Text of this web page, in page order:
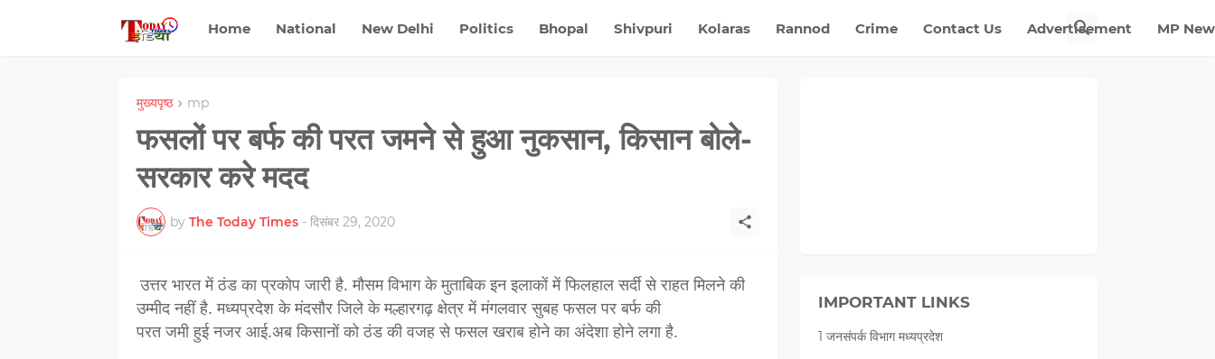
Home National New Delhi Politics Bhopal Shivpuri Kolaras Rannod Crime Contact Us Advertisement MP
मुख्यपृष्ठ mp
फसलों पर बर्फ की परत जमने से हुआ नुकसान, किसान बोले-
सरकार करे मदद
by The Today Times - दिसंबर 29, 2020
उत्तर भारत में ठंड का प्रकोप जारी है. मौसम विभाग के मुताबिक इन इलाकों में फिलहाल सर्दी से राहत मिलने की
उम्मीद नहीं है. मध्यप्रदेश के मंदसौर जिले के मल्हारगढ़ क्षेत्र में मंगलवार सुबह फसल पर बर्फ की
परत जमी हुई नजर आई.अब किसानों को ठंड की वजह से फसल खराब होने का अंदेशा होने लगा है.
2/5
IMPORTANT LINKS
1 जनसंपर्क विभाग मध्यप्रदेश